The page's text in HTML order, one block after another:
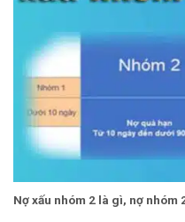
Nợ xấu nhóm 2 là gì, nợ